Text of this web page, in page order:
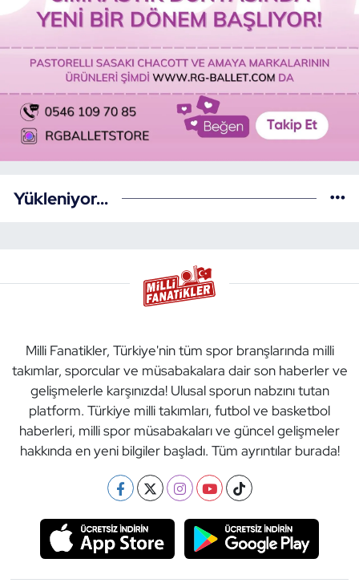
Yükleniyor...
Milli Fanatikler, Türkiye'nin tüm spor branşlarında milli
takımlar, sporcular ve müsabakalara dair son haberler ve
gelişmelerle karşınızda! Ulusal sporun nabzını tutan
platform. Türkiye milli takımları, futbol ve basketbol
haberleri, milli spor müsabakaları ve güncel gelişmeler
hakkında en yeni bilgiler başladı. Tüm ayrıntılar burada!